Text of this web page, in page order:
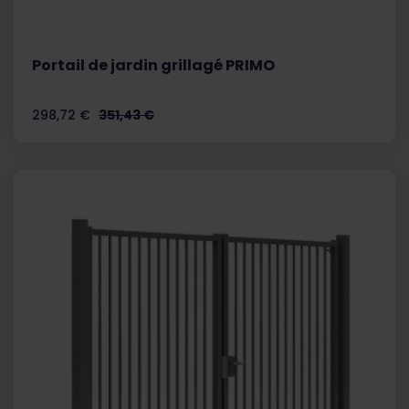
Portail de jardin grillagé PRIMO
Prix
298,72 € Prix
351,43 €